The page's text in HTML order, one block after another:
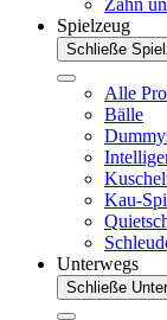
Zahn
Spielzeug
Schließe
Alle
Bälle
Kau-
Unterwegs
Schließe